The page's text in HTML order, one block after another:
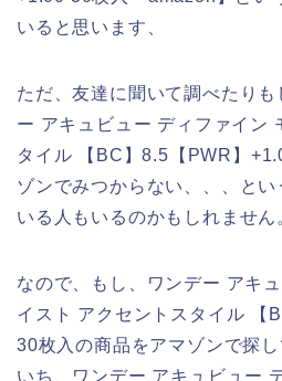
いると思います、
ただ、友達に聞いて調べたり
ー アキュビュー ディファイン
タイル 【BC】8.5【PWR】
ゾンでみつからない、、、と
いる人もいるのかもしれません
なので、もし、ワンデー アキ
イスト アクセントスタイル 【
30枚入の商品をアマゾンで探
いち、ワンデー アキュビュー